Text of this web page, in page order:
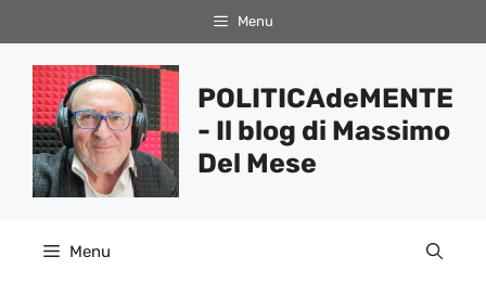
al
contenuto
Menu
POLITICAdeMENTE
- Il blog di Massimo
Del Mese
Menu